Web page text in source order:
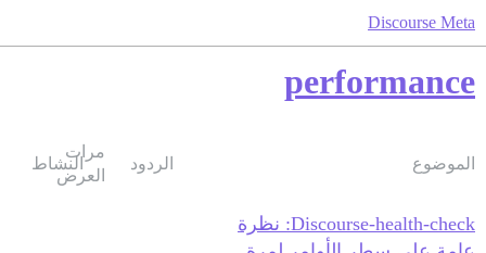
Discourse Meta
performance
الموضوع الردود
مرات
العرض
النشاط
Discourse-health-check: نظرة